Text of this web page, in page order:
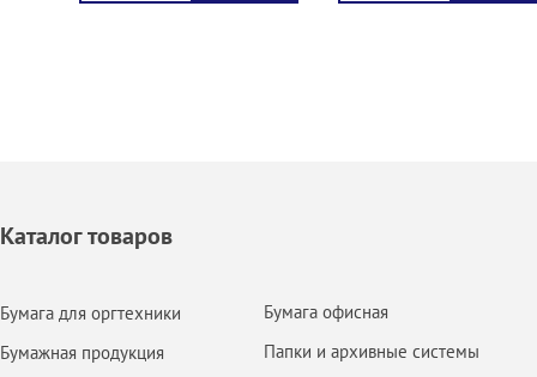
Каталог товаров
Бумага для оргтехники
Бумажная продукция
Бумага офисная
Папки и архивные системы